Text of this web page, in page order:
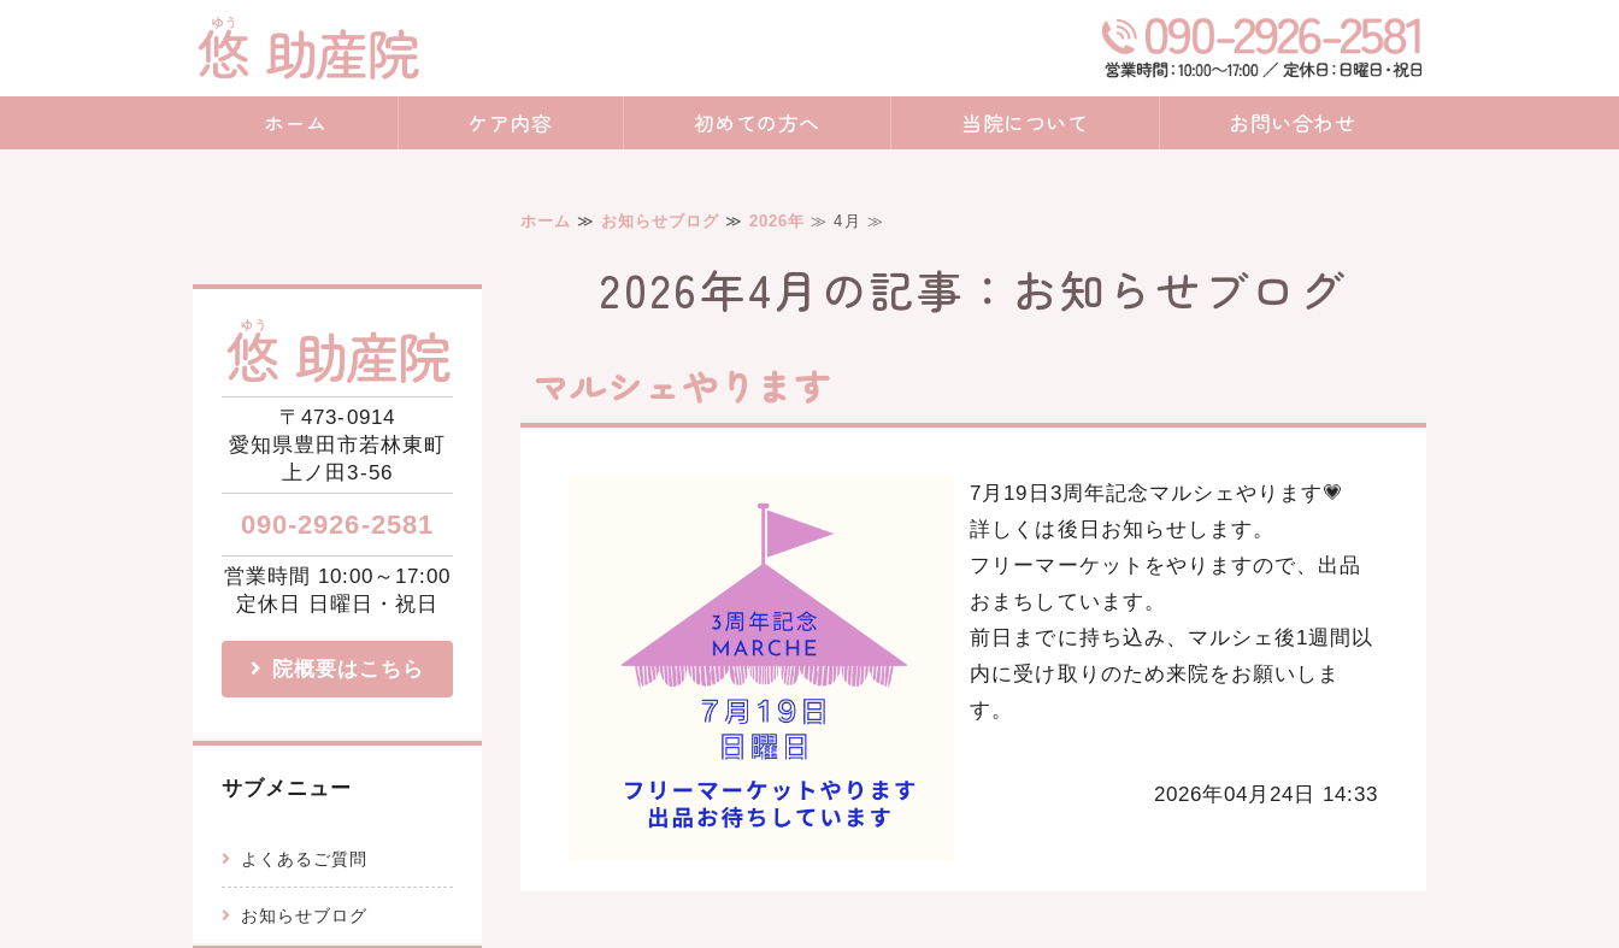
愛知県豊田市でベビーマッサージ・産後ケアならハーブを感じる悠助産院
ホーム ケア内容 初めての方へ 当院について お問い合わせ
ホーム ≫ お知らせブログ ≫2026年 ≫ 4月 ≫
2026年4月の記事：お知らせブログ
マルシェやります
7月19日3周年記念マルシェやります💗
詳しくは後日お知らせします。
フリーマーケットをやりますので、出品
おまちしています。
前日までに持ち込み、マルシェ後1週間以
内に受け取りのため来院をお願いしま
す。
2026年04月24日 14:33
〒473-0914
愛知県豊田市若林東町
上ノ田3-56
090-2926-2581
営業時間 10:00～17:00
定休日 日曜日・祝日
院概要はこちら
サブメニュー
よくあるご質問
お知らせブログ